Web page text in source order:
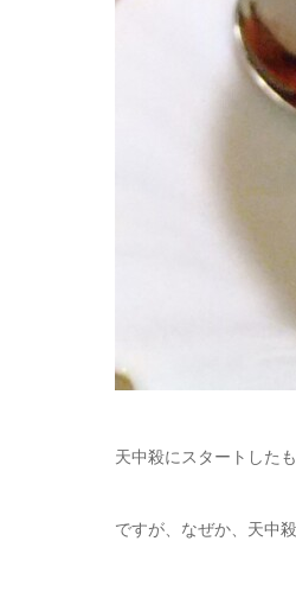
天中殺にスタートした
ですが、なぜか、天中